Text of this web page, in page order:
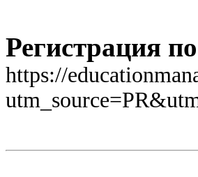
Регистрация
https://